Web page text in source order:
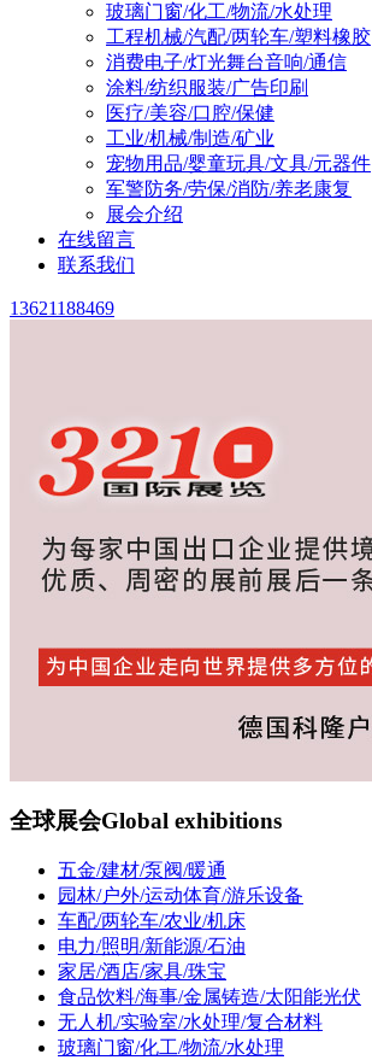
玻璃门窗/化工/物流/水处理
工程机械/汽配/两轮车/塑料橡胶
消费电子/灯光舞台音响/通信
涂料/纺织服装/广告印刷
医疗/美容/口腔/保健
工业/机械/制造/矿业
宠物用品/婴童玩具/文具/元器件
军警防务/劳保/消防/养老康复
展会介绍
在线留言
联系我们
13621188469
全球展会Global exhibitions
五金/建材/泵阀/暖通
园林/户外/运动体育/游乐设备
车配/两轮车/农业/机床
电力/照明/新能源/石油
家居/酒店/家具/珠宝
食品饮料/海事/金属铸造/太阳能光伏
无人机/实验室/水处理/复合材料
玻璃门窗/化工/物流/水处理